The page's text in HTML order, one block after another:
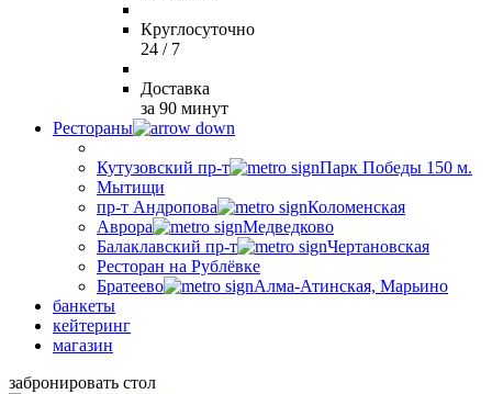
Круглосуточно
24 / 7
Доставка
за 90 минут
Рестораны
Кутузовский пр-т
Парк Победы 150 м.
Мытищи
пр-т Андропова
Коломенская
Аврора
Медведково
Балаклавский пр-т
Чертановская
Ресторан на Рублёвке
Братеево
Алма-Атинская, Марьино
банкеты
кейтеринг
магазин
забронировать стол